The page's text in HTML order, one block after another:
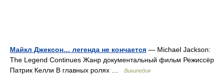
Майкл Джексон… легенда не кончается — Michael Jackson:
The Legend Continues Жанр документальный фильм Режиссёр
Патрик Келли В главных ролях …
Википедия